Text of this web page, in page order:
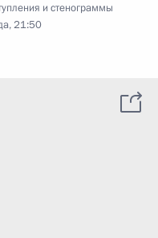
и стенограммы
21:50